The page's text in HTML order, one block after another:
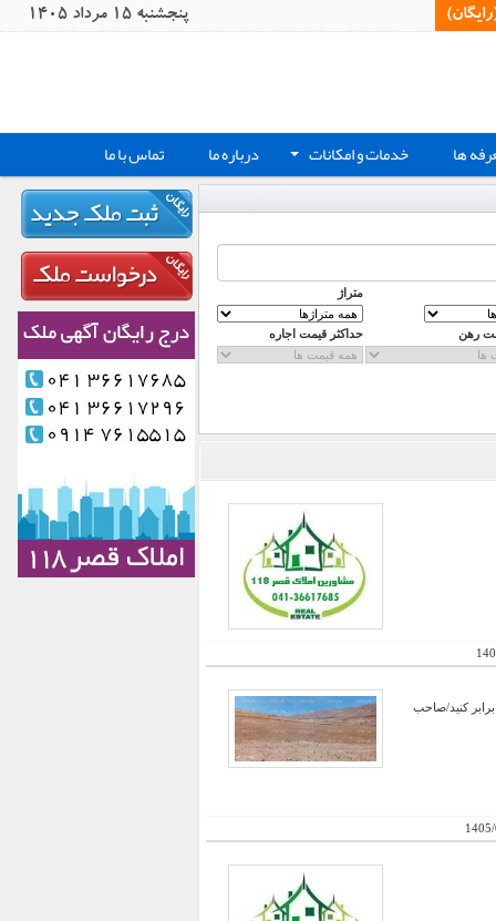
پنجشنبه 15 مرداد 1405
ها + خدمات و امکانات درباره ما تماس با ما
متراژ
رهن حداکثر قیمت اجاره
کنید/صاحب